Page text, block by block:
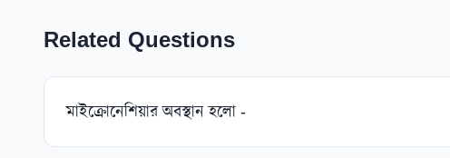
Related Questions
মাইক্রোনেশিয়ার অবস্থান হলো -